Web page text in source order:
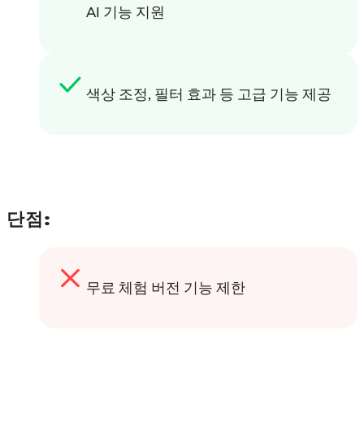
AI 기능 지원
색상 조정, 필터 효과 등 고급 기능 제공
단점:
무료 체험 버전 기능 제한